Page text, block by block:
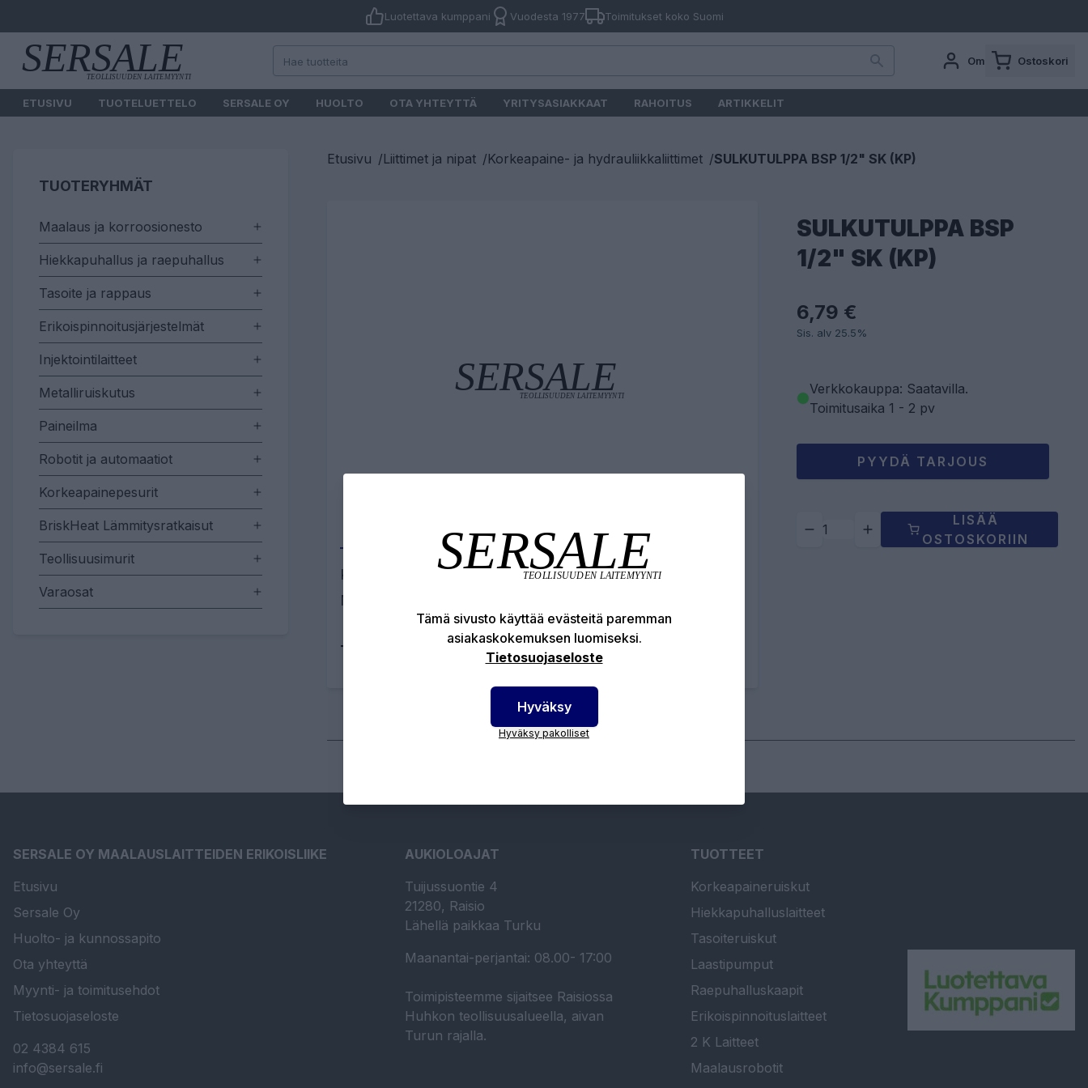
Luotettava kumppani Vuodesta 1977 Toimitukset koko Suomi
Oma tili Ostoskori
ETUSIVU TUOTELUETTELO SERSALE OY HUOLTO OTA YHTEYTTÄ YRITYSASIAKKAAT RAHOITUS ARTIKKELIT
TUOTERYHMÄT
Maalaus ja korroosionesto
Hiekkapuhallus ja raepuhallus
Tasoite ja rappaus
Erikoispinnoitusjärjestelmät
Injektointilaitteet
Metalliruiskutus
Paineilma
Robotit ja automaatiot
Korkeapainepesurit
BriskHeat Lämmitysratkaisut
Teollisuusimurit
Varaosat
Etusivu /Liittimet ja nipat /Korkeapaine- ja hydrauliikkaliittimet /SULKUTULPPA BSP 1/2" SK (KP)
Tuotekuvaus Tekniset edut
Korkeapainenippa / Hydrauliikkanippa Materiaali: Teräs
Muoto: Suora Kierretyyppi: BSP
Tuotenumero: 12-75060008
SULKUTULPPA BSP
1/2" SK (KP)
6,79 €
Sis. alv 25.5%
Verkkokauppa: Saatavilla.
Toimitusaika 1 - 2 pv
PYYDÄ TARJOUS
LISÄÄ
OSTOSKORIIN
SERSALE OY MAALAUSLAITTEIDEN ERIKOISLIIKE
Etusivu
Sersale Oy
Huolto- ja kunnossapito
Ota yhteyttä
Myynti- ja toimitusehdot
Tietosuojaseloste
02 4384 615
info@sersale.fi
AUKIOLOAJAT
Tuijussuontie 4
21280, Raisio
Lähellä paikkaa Turku
Maanantai-perjantai: 08.00- 17:00
Toimipisteemme sijaitsee Raisiossa
Huhkon teollisuusalueella, aivan
Turun rajalla.
TUOTTEET
Korkeapaineruiskut
Hiekkapuhalluslaitteet
Tasoiteruiskut
Laastipumput
Raepuhalluskaapit
Erikoispinnoituslaitteet
2 K Laitteet
Maalausrobotit
Tämä sivusto käyttää evästeitä paremman
asiakaskokemuksen luomiseksi.
Tietosuojaseloste
Hyväksy
Hyväksy pakolliset